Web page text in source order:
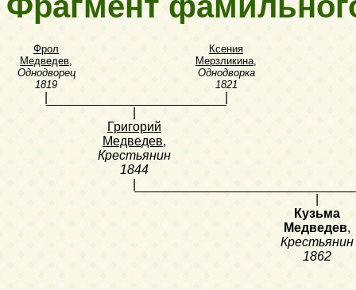
Фрол
Медведев
Однодворец
1819
Ксения
Мерзликина
Однодворка
1821
Григорий
Медведев,
Крестьянин
1844
Кузьма
Медведев,
Крестьянин
1862